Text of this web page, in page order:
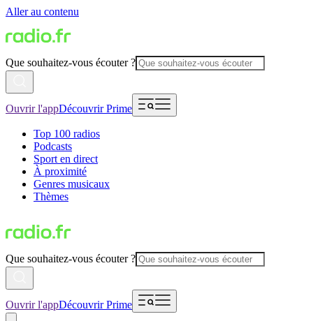
Aller au contenu
Que souhaitez-vous écouter ?
Ouvrir l'appDécouvrir Prime
Top 100 radios
Podcasts
Sport en direct
À proximité
Genres musicaux
Thèmes
Que souhaitez-vous écouter ?
Ouvrir l'appDécouvrir Prime